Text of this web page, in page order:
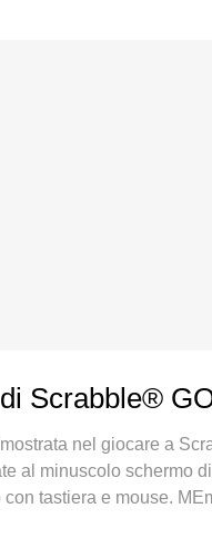
Scrabble®
nel giocare a
al minuscolo schermo
tastiera e mouse.
Game su PC. Gioca